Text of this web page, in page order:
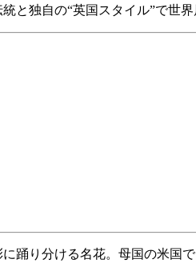
と独自の“英国スタイル”で世
踊り分ける名花。母国の米